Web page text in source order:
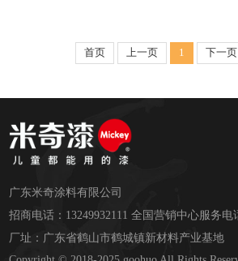
首页 上一页 1 下一页
广东米奇涂料有限公司
招商电话：13249932111 全国营销中心服务电
厂址：广东省鹤山市鹤城镇新材料产业基地